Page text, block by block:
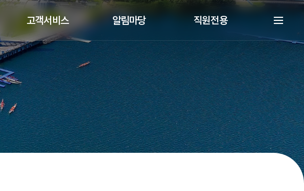
고객서비스 알림마당 직원전용